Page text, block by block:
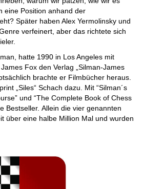
eine Position anhand der
Später haben Alex Yermolinsky und
verfeinert, aber das richtete sich
hatte 1990 in Los Angeles mit
Fox den Verlag „Silman-James
brachte er Filmbücher heraus.
„Siles“ Schach dazu. Mit “Silman´s
und “The Complete Book of Chess
Bestseller. Allein die vier genannten
über eine halbe Million Mal und wurden